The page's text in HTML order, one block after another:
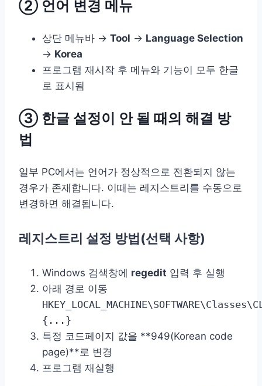
② 언어 변경 메뉴
상단 메뉴바 → Tool → Language Selection
→ Korea
프로그램 재시작 후 메뉴와 기능이 모두 한글
로 표시됨
③ 한글 설정이 안 될 때의 해결 방
법
일부 PC에서는 언어가 정상적으로 전환되지 않는
경우가 존재합니다. 이때는 레지스트리를 수동으로
변경하면 해결됩니다.
레지스트리 설정 방법(선택 사항)
Windows 검색창에 regedit 입력 후 실행
아래 경로 이동
{...}
특정 코드페이지 값을 **949(Korean code
page)**로 변경
프로그램 재실행